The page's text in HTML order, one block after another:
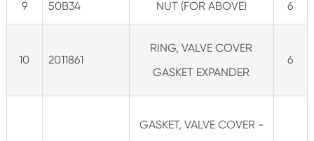
9 50B34 NUT (FOR ABOVE) 6
10 2011861
RING, VALVE COVER
GASKET EXPANDER
6
GASKET, VALVE COVER -